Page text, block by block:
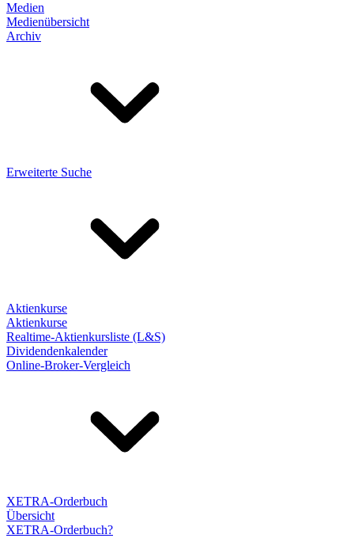
Medien
Medienübersicht
Archiv
Erweiterte Suche
Aktienkurse
Aktienkurse
Realtime-Aktienkursliste (L&S)
Dividendenkalender
Online-Broker-Vergleich
XETRA-Orderbuch
Übersicht
XETRA-Orderbuch?